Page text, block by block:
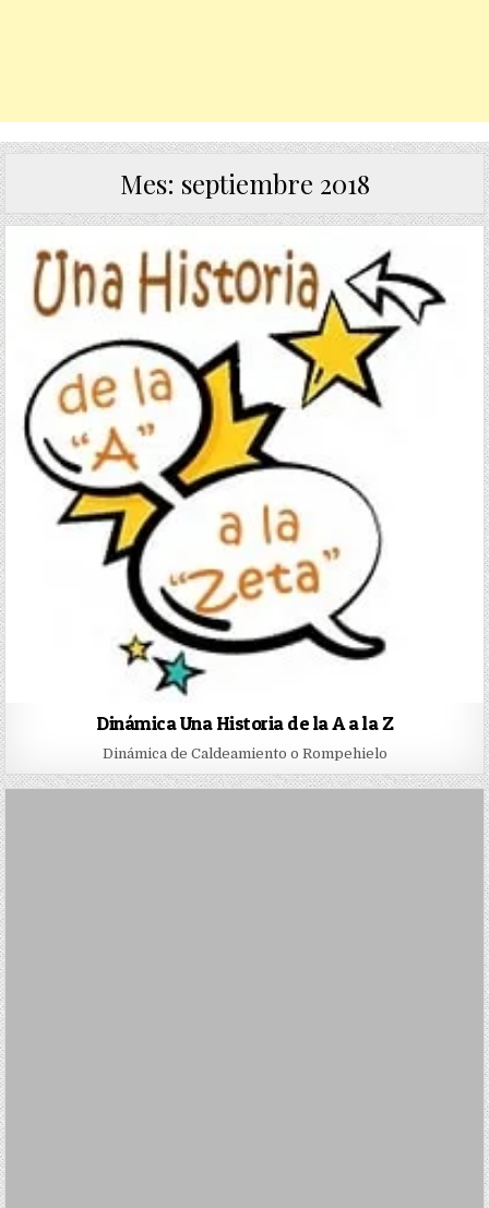
Mes: septiembre 2018
Dinámica Una Historia de la A a la Z
Dinámica de Caldeamiento o Rompehielo